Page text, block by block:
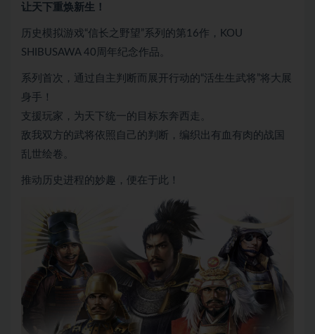
让天下重焕新生！
历史模拟游戏“信长之野望”系列的第16作，KOU
SHIBUSAWA 40周年纪念作品。
系列首次，通过自主判断而展开行动的“活生生武将”将大展
身手！
支援玩家，为天下统一的目标东奔西走。
敌我双方的武将依照自己的判断，编织出有血有肉的战国
乱世绘卷。
推动历史进程的妙趣，便在于此！